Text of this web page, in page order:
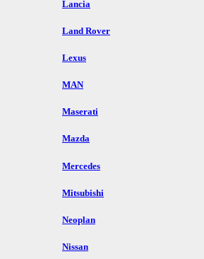
Lancia
Land Rover
Lexus
MAN
Maserati
Mazda
Mercedes
Mitsubishi
Neoplan
Nissan